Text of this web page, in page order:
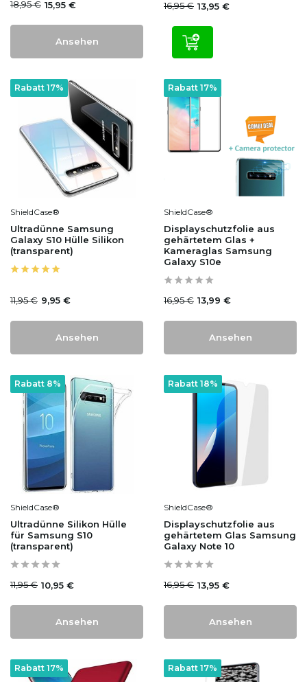
18,95 € 15,95 €
Ansehen
16,95 € 13,95 €
Rabatt 17%
ShieldCase®
Ultradünne Samsung
Galaxy S10 Hülle Silikon
(transparent)
11,95 € 9,95 €
Ansehen
Rabatt 17%
ShieldCase®
Displayschutzfolie aus
gehärtetem Glas +
Kameraglas Samsung
Galaxy S10e
16,95 € 13,99 €
Ansehen
Rabatt 8%
ShieldCase®
Ultradünne Silikon Hülle
für Samsung S10
(transparent)
11,95 € 10,95 €
Ansehen
Rabatt 18%
ShieldCase®
Displayschutzfolie aus
gehärtetem Glas Samsung
Galaxy Note 10
16,95 € 13,95 €
Ansehen
Rabatt 17% Rabatt 17%